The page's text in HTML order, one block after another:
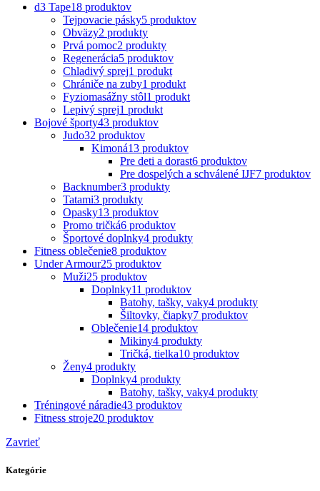
d3 Tape18 produktov
Tejpovacie pásky5 produktov
Obväzy2 produkty
Prvá pomoc2 produkty
Regenerácia5 produktov
Chladivý sprej1 produkt
Chrániče na zuby1 produkt
Fyziomasážny stôl1 produkt
Lepivý sprej1 produkt
Bojové športy43 produktov
Judo32 produktov
Kimoná13 produktov
Pre deti a dorast6 produktov
Pre dospelých a schválené IJF7 produktov
Backnumber3 produkty
Tatami3 produkty
Opasky13 produktov
Promo tričká6 produktov
Športové doplnky4 produkty
Fitness oblečenie8 produktov
Under Armour25 produktov
Muži25 produktov
Doplnky11 produktov
Batohy, tašky, vaky4 produkty
Šiltovky, čiapky7 produktov
Oblečenie14 produktov
Mikiny4 produkty
Tričká, tielka10 produktov
Ženy4 produkty
Doplnky4 produkty
Batohy, tašky, vaky4 produkty
Tréningové náradie43 produktov
Fitness stroje20 produktov
Zavrieť
Kategórie